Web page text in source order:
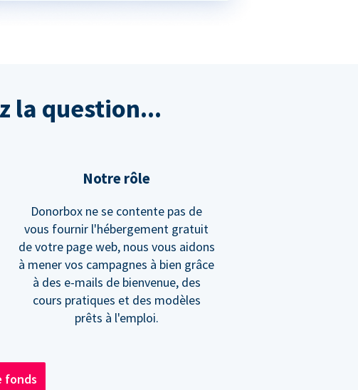
la question...
Notre rôle
Donorbox ne se contente pas de
vous fournir l'hébergement gratuit
de votre page web, nous vous aidons
à mener vos campagnes à bien grâce
à des e-mails de bienvenue, des
cours pratiques et des modèles
prêts à l'emploi.
fonds